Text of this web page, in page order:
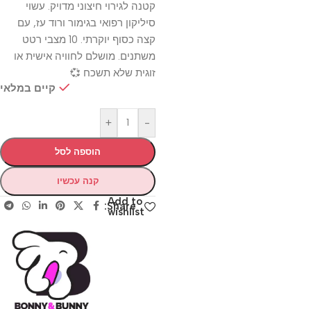
קטנה לגירוי חיצוני מדויק. עשוי
סיליקון רפואי בגימור ורוד עז, עם
קצה כסוף יוקרתי. 10 מצבי רטט
משתנים. מושלם לחוויה אישית או
זוגית שלא תשכח 💞
קיים במלאי
-
+
הוספה לסל
קנה עכשיו
Add to
wishlist
Share: